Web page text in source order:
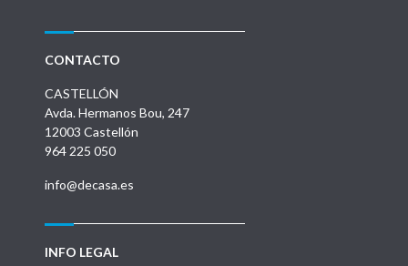
CONTACTO
CASTELLÓN
Avda. Hermanos Bou, 247
12003 Castellón
964 225 050
info@decasa.es
INFO LEGAL